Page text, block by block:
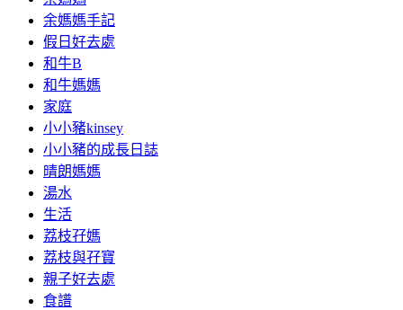
余媽媽手記
假日好去處
和牛B
和牛媽媽
家庭
小小豬kinsey
小小豬的成長日誌
晴朗媽媽
湯水
生活
荔枝孖媽
荔枝與孖寶
親子好去處
食譜